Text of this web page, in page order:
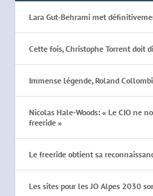
Lara Gut-Behrami met
Cette fois, Christophe Torrent doit
Immense légende, Roland
Nicolas Hale-Woods: « Le CIO ne
freeride »
Le freeride obtient sa
Les sites pour les JO Alpes 2030